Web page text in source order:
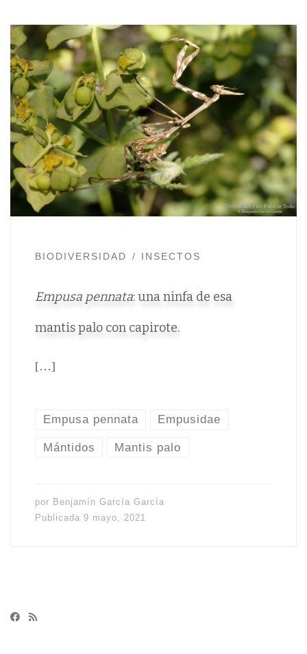
BIODIVERSIDAD INSECTOS
Empusa pennata: una ninfa de esa
mantis palo con capirote.
[…]
Empusa pennata Empusidae
Mántidos Mantis palo
por Benjamín García García
Publicada 9 mayo, 2021